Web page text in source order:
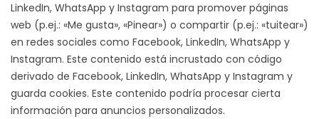
LinkedIn, WhatsApp y Instagram para promover páginas
web (p.ej.: «Me gusta», «Pinear») o compartir (p.ej.: «tuitear»)
en redes sociales como Facebook, LinkedIn, WhatsApp y
Instagram. Este contenido está incrustado con código
derivado de Facebook, LinkedIn, WhatsApp y Instagram y
guarda cookies. Este contenido podría procesar cierta
información para anuncios personalizados.